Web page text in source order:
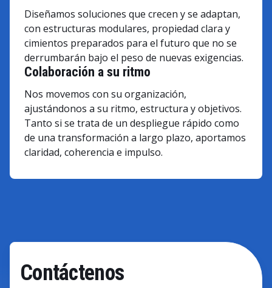
Diseñamos soluciones que crecen y se adaptan,
con estructuras modulares, propiedad clara y
cimientos preparados para el futuro que no se
derrumbarán bajo el peso de nuevas exigencias.
Colaboración a su ritmo
Nos movemos con su organización,
ajustándonos a su ritmo, estructura y objetivos.
Tanto si se trata de un despliegue rápido como
de una transformación a largo plazo, aportamos
claridad, coherencia e impulso.
Contáctenos